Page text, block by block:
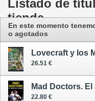
Listado de
tienda
En este momento
o agotados
26.51 €
Mad Doctors.
22.80 €